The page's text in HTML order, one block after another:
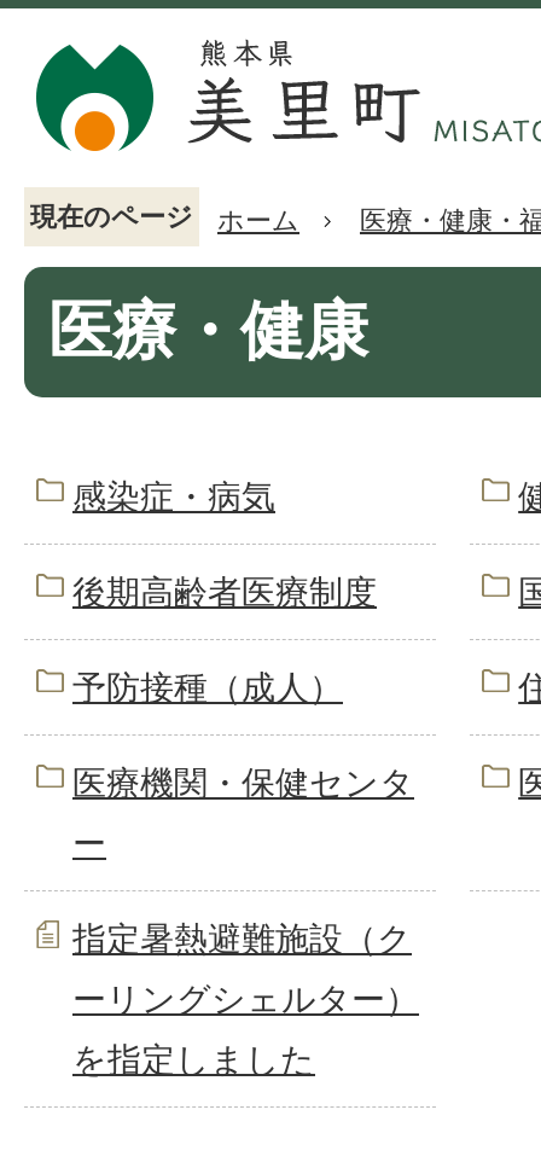
現在のページ ホーム 医療・健康・
医療・健康
感染症・病気
後期高齢者医療制度
予防接種（成人）
医療機関・保健センタ
ー
指定暑熱避難施設（ク
ーリングシェルター）
を指定しました